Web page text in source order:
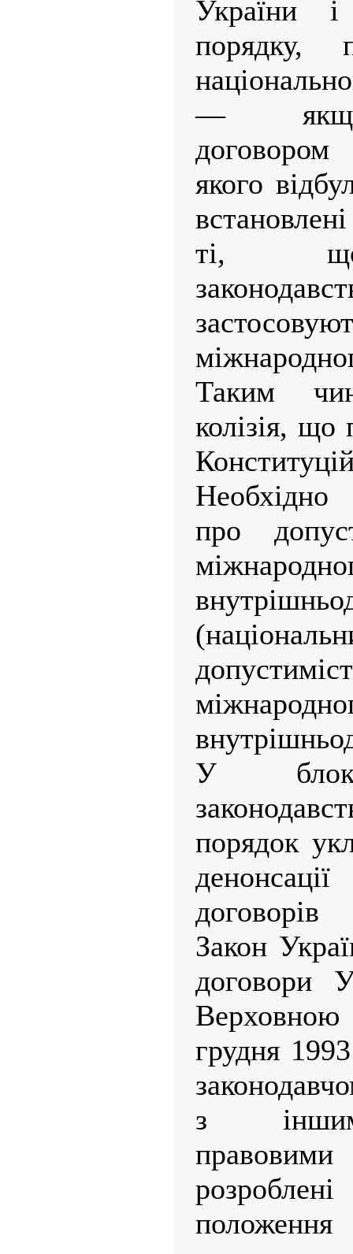
України і
порядку,
— якщо
договором
якого
ті, що
Таким
колізія, що
Необхідно
про
У блок
порядок
Закон
договори
грудня
з